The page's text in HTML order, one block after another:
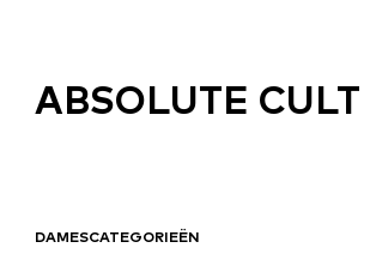
DAMESCATEGORIEËN
ABSOLUTE CULT